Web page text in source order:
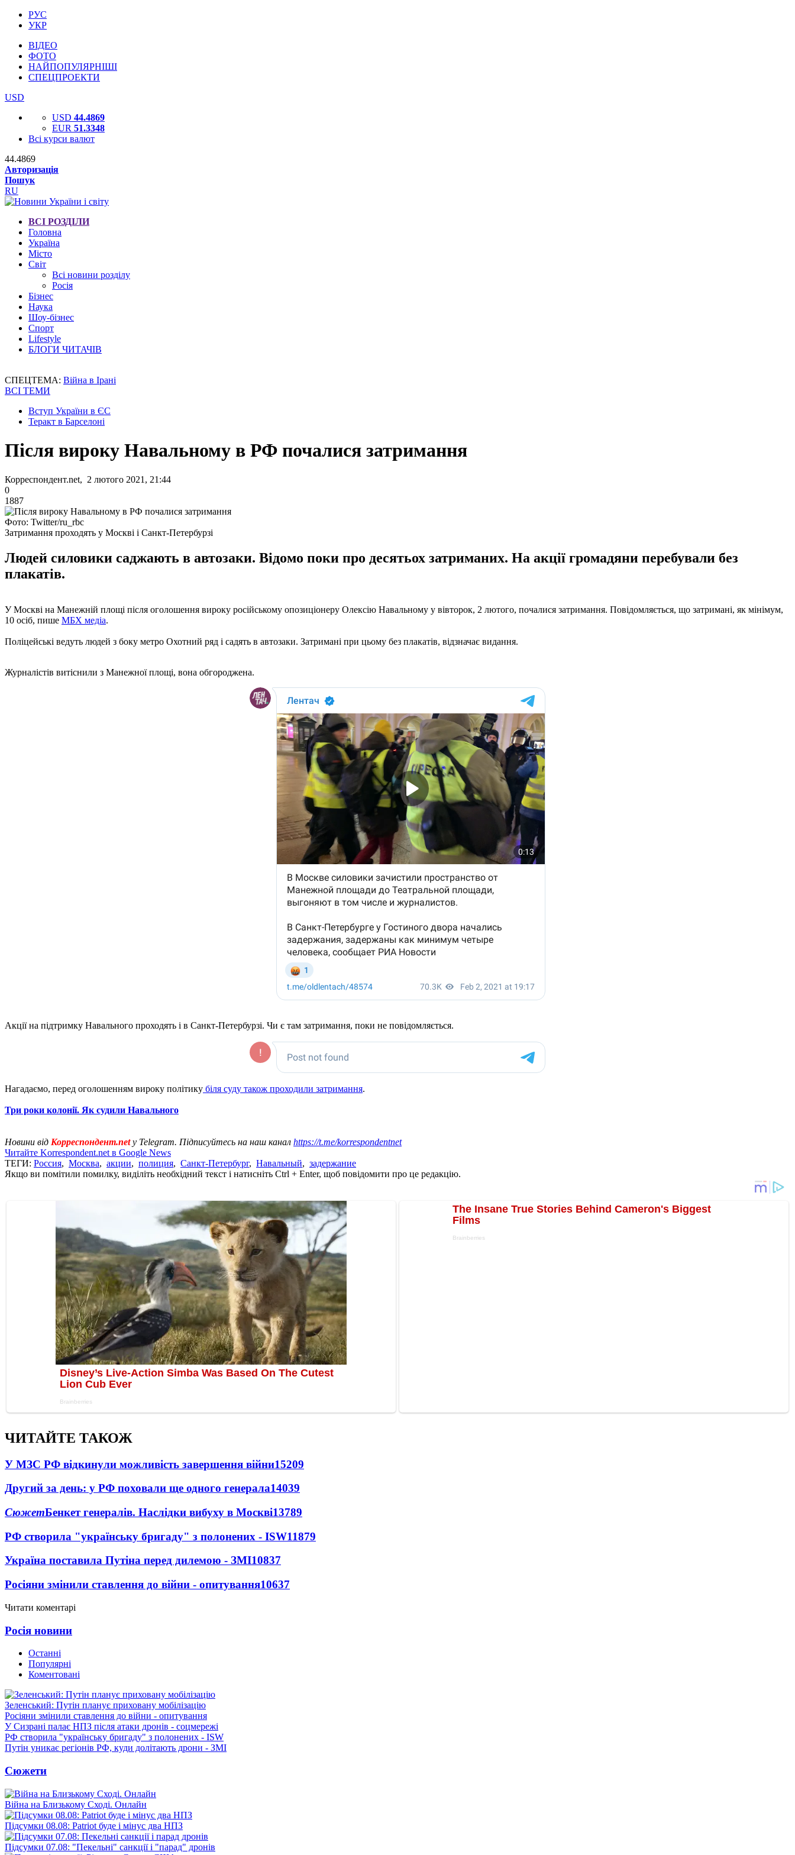
РУС
УКР
ВІДЕО
ФОТО
НАЙПОПУЛЯРНІШІ
СПЕЦПРОЕКТИ
USD
USD 44.4869
EUR 51.3348
Всі курси валют
44.4869
Авторизація
Пошук
RU
ВСІ РОЗДІЛИ
Головна
Україна
Місто
Світ
Всі новини розділу
Росія
Бізнес
Наука
Шоу-бізнес
Спорт
Lifestyle
БЛОГИ ЧИТАЧІВ
СПЕЦТЕМА: Війна в Ірані
ВСІ ТЕМИ
Вступ України в ЄС
Теракт в Барселоні
Після вироку Навальному в РФ почалися затримання
Корреспондент.net, 2 лютого 2021, 21:44
0
1887
Фото: Twitter/ru_rbc
Затримання проходять у Москві і Санкт-Петербурзі
Людей силовики саджають в автозаки. Відомо поки про десятьох затриманих. На акції громадяни перебували без
плакатів.
У Москві на Манежній площі після оголошення вироку російському опозиціонеру Олексію Навальному у вівторок, 2 лютого, почалися затримання. Повідомляється, що затримані, як мінімум,
10 осіб, пише МБХ медіа.
Поліцейські ведуть людей з боку метро Охотний ряд і садять в автозаки. Затримані при цьому без плакатів, відзначає видання.
Журналістів витіснили з Манежної площі, вона обгороджена.
Акції на підтримку Навального проходять і в Санкт-Петербурзі. Чи є там затримання, поки не повідомляється.
Нагадаємо, перед оголошенням вироку політику біля суду також проходили затримання.
Три роки колонії. Як судили Навального
Новини від Корреспондент.netу Telegram. Підписуйтесь на наш канал https://t.me/korrespondentnet
Читайте Korrespondent.net в Google News
ТЕГИ: Россия, Москва, акции, полиция, Санкт-Петербург, Навальный, задержание
Якщо ви помітили помилку, виділіть необхідний текст і натисніть Ctrl + Enter, щоб повідомити про це редакцію.
ЧИТАЙТЕ ТАКОЖ
У МЗС РФ відкинули можливість завершення війни15209
Другий за день: у РФ поховали ще одного генерала14039
СюжетБенкет генералів. Наслідки вибуху в Москві13789
РФ створила "українську бригаду" з полонених - ISW11879
Україна поставила Путіна перед дилемою - ЗМІ10837
Росіяни змінили ставлення до війни - опитування10637
Читати коментарі
Росія новини
Останні
Популярні
Коментовані
Зеленський: Путін планує приховану мобілізацію
Росіяни змінили ставлення до війни - опитування
У Сизрані палає НПЗ після атаки дронів - соцмережі
РФ створила "українську бригаду" з полонених - ISW
Путін уникає регіонів РФ, куди долітають дрони - ЗМІ
Сюжети
Війна на Близькому Сході. Онлайн
Підсумки 08.08: Patriot буде і мінус два НПЗ
Підсумки 07.08: "Пекельні" санкції і "парад" дронів